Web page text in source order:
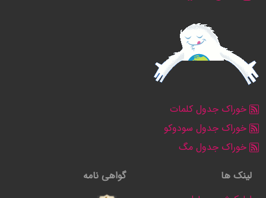
خوراک جدول کلمات
خوراک جدول سودوکو
خوراک جدول مگ
لینک ها
گواهی نامه